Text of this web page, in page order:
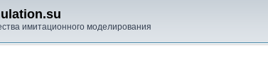
имитационного моделирования